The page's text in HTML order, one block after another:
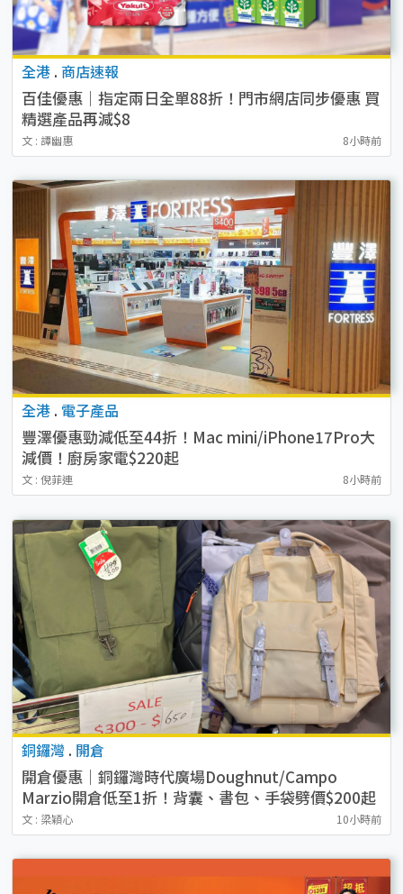
全港 . 商店速報
百佳優惠｜指定兩日全單88折！門市網店同步優惠 買
精選產品再減$8
文 : 譚幽惠 8小時前
全港 . 電子產品
豐澤優惠勁減低至44折！Mac mini/iPhone17Pro大
減價！廚房家電$220起
文 : 倪菲連 8小時前
銅鑼灣 . 開倉
開倉優惠｜銅鑼灣時代廣場Doughnut/Campo
Marzio開倉低至1折！背囊、書包、手袋劈價$200起
文 : 梁穎心 10小時前